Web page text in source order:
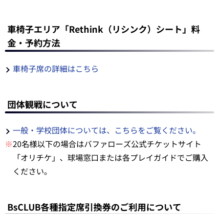
車椅子エリア「Rethink（リシンク）シート」料
金・予約方法
車椅子席の詳細はこちら
団体観戦について
一般・学校団体については、こちらをご覧ください。
※20名様以下の場合はバファローズ公式チケットサイト
「オリチケ」、球場窓口または各プレイガイドでご購入
ください。
BsCLUB各種指定席引換券のご利用について